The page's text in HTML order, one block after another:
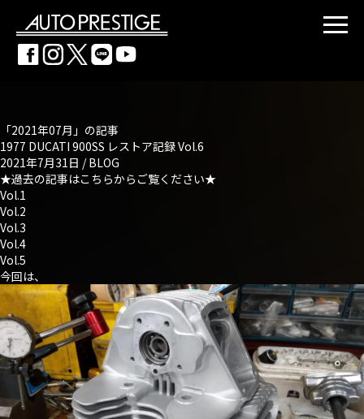
「2021年07月」の記事
1977 DUCATI 900SS レストア記録 Vol.6
2021年7月31日 /BLOG
★過去の記事はこちらからご覧ください★
Vol.1
Vol.2
Vol.3
Vol.4
Vol.5
今回は、